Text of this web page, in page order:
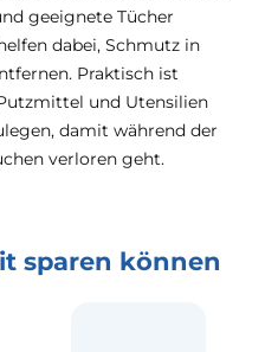
geeignete Tücher
dabei, Schmutz in
Praktisch ist
und Utensilien
damit während der
verloren geht.
sparen können